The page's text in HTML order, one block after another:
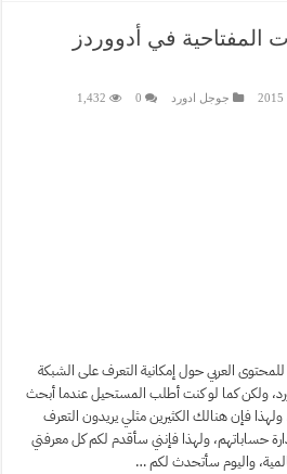
المفتاحية في أدووردز
جوجل ادورد 0
1,432
العربي حول إمكانية التعرف على الشبكة
ولكن كما لو كنت أطلب المستحيل عندما أبحث
فإن هنالك الكثيرين مثلي يريدون التعرف
حساباتهم، ولهذا فإنني سأقدم لكم كل معرفتي
واليوم سأتحدث لكم …